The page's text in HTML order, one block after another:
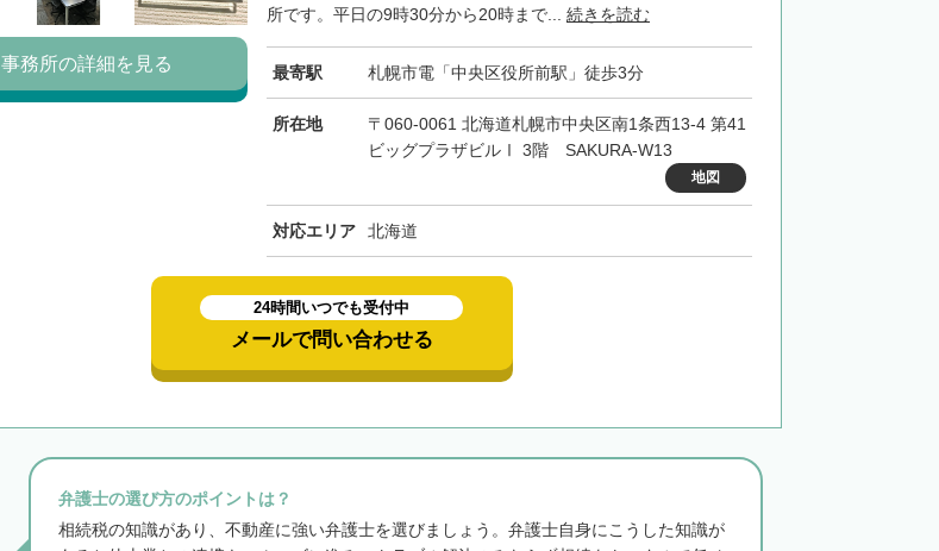
所です。平日の9時30分から20時まで... 続きを読む
最寄駅 札幌市電「中央区役所前駅」徒歩3分
所在地
〒060-0061 北海道札幌市中央区南1条西13-4 第41
ビッグプラザビルⅠ 3階 SAKURA-W13
地図
対応エリア 北海道
事務所の詳細を見る
24時間いつでも受付中
メールで問い合わせる
弁護士の選び方のポイントは？
相続税の知識があり、不動産に強い弁護士を選びましょう。弁護士自身にこうした知識が